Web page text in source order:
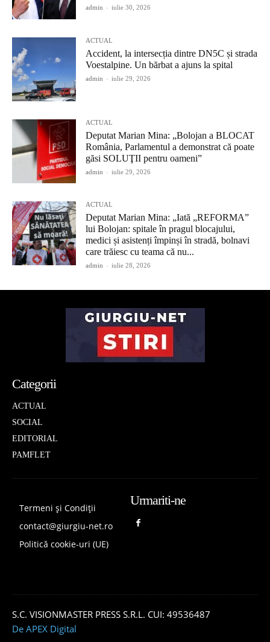
admin - iulie 30, 2026
ACTUAL
Accident, la intersecția dintre DN5C și strada
Voestalpine. Un bărbat a ajuns la spital
admin - iulie 29, 2026
ACTUAL
Deputat Marian Mina: „Bolojan a BLOCAT
România, Parlamentul a demonstrat că poate
găsi SOLUŢII pentru oameni”
admin - iulie 29, 2026
ACTUAL
Deputat Marian Mina: „Iată „REFORMA”
lui Bolojan: spitale în pragul blocajului,
medici și asistenți împinși în stradă, bolnavi
care trăiesc cu teama că nu...
admin - iulie 28, 2026
Categorii
ACTUAL
SOCIAL
EDITORIAL
PAMFLET
Termeni și Condiții
contact@giurgiu-net.ro
Politică cookie-uri (UE)
Urmariti-ne
S.C. VISIONMASTER PRESS S.R.L. CUI: 49536487
De APEX Digital